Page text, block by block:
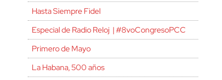
Hasta Siempre Fidel
Especial de Radio Reloj | #8voCongresoPCC
Primero de Mayo
La Habana, 500 años